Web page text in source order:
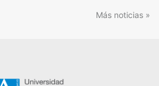
Más noticias »